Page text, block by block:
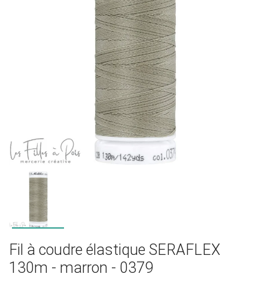
Fil à coudre élastique SERAFLEX
130m - marron - 0379